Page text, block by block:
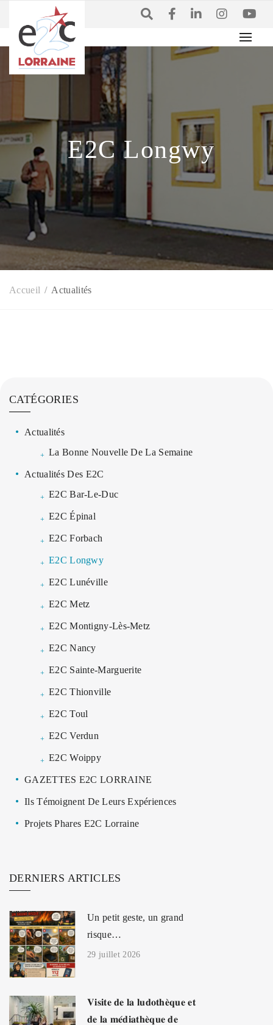
Accueil Actualités
E2C Longwy
CATÉGORIES
Actualités
La Bonne Nouvelle De La Semaine
Actualités Des E2C
E2C Bar-Le-Duc
E2C Épinal
E2C Forbach
E2C Longwy
E2C Lunéville
E2C Metz
E2C Montigny-Lès-Metz
E2C Nancy
E2C Sainte-Marguerite
E2C Thionville
E2C Toul
E2C Verdun
E2C Woippy
GAZETTES E2C LORRAINE
Ils Témoignent De Leurs Expériences
Projets Phares E2C Lorraine
DERNIERS ARTICLES
Un petit geste, un grand
risque…
29 juillet 2026
𝐕𝐢𝐬𝐢𝐭𝐞 𝐝𝐞 𝐥𝐚 𝐥𝐮𝐝𝐨𝐭𝐡𝐞̀𝐪𝐮𝐞 𝐞𝐭
𝐝𝐞 𝐥𝐚 𝐦𝐞́𝐝𝐢𝐚𝐭𝐡𝐞̀𝐪𝐮𝐞 𝐝𝐞